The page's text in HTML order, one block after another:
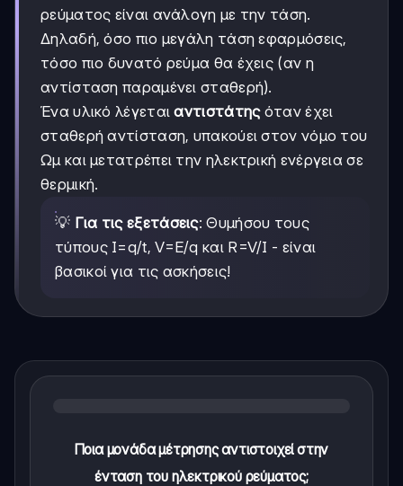
ρεύματος είναι ανάλογη με την τάση.
Δηλαδή, όσο πιο μεγάλη τάση εφαρμόσεις,
τόσο πιο δυνατό ρεύμα θα έχεις (αν η
αντίσταση παραμένει σταθερή).
Ένα υλικό λέγεταιαντιστάτηςόταν έχει
σταθερή αντίσταση, υπακούει στον νόμο του
Ωμ και μετατρέπει την ηλεκτρική ενέργεια σε
θερμική.
💡 Για τις εξετάσεις: Θυμήσου τους
τύπους I=q/t, V=E/q και R=V/I - είναι
βασικοί για τις ασκήσεις!
Ποια μονάδα μέτρησης αντιστοιχεί στην
ένταση του ηλεκτρικού ρεύματος;